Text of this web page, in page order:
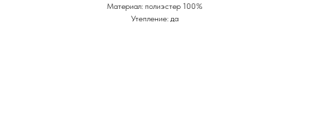
Материал: полиэстер 100%
Утепление: да